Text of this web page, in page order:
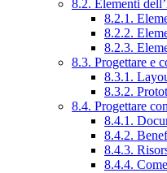
8.2. Elementi
8.2.1.
8.2.2.
8.2.3.
8.3. Progettare e
8.3.1.
8.3.2.
8.4. Progettare
8.4.1.
8.4.2.
8.4.3.
8.4.4.